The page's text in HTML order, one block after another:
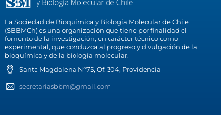
La Sociedad de Bioquímica y Biología Molecular de Chile
(SBBMCh) es una organización que tiene por finalidad el
fomento de la investigación, en carácter técnico como
experimental, que conduzca al progreso y divulgación de la
bioquímica y de la biología molecular.
Santa Magdalena N°75, Of. 304, Providencia
secretariasbbm@gmail.com